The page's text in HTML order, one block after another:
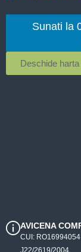
AVICENA
CUI: RO16994054
J22/2619/2004
Sunati la
Deschide harta